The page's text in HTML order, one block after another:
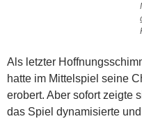
Als letzter
hatte im Mittelspiel seine
erobert. Aber sofort zeigte
das Spiel dynamisierte